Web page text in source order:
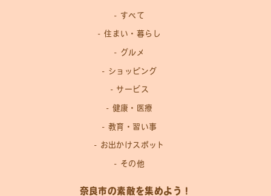
すべて
住まい・暮らし
グルメ
ショッピング
サービス
健康・医療
教育・習い事
お出かけスポット
その他
奈良市の素敵を集めよう！